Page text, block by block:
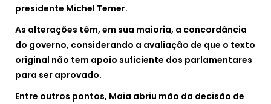
presidente Michel Temer.
As alterações têm, em sua maioria, a concordância
do governo, considerando a avaliação de que o texto
original não tem apoio suficiente dos parlamentares
para ser aprovado.
Entre outros pontos, Maia abriu mão da decisão de